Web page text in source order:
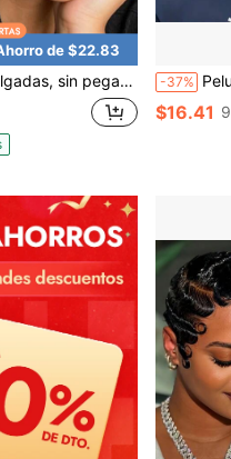
de $22.83
real, peluca bob corta rizada de color marrón natural para uso diario de mujeres, fácil de poner y usar, color 1B/4/27 -37% Peluca corta de
$16.41